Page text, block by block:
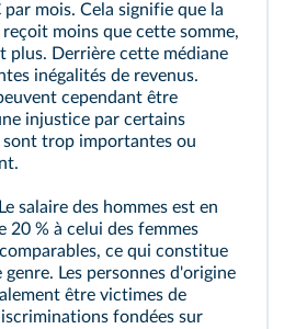
par mois. Cela signifie que la
moins que cette somme,
plus. Derrière cette médiane
inégalités de revenus.
cependant être
injustice par certains
trop importantes ou
Le salaire des hommes est en
20 % à celui des femmes
ce qui constitue
Les personnes d'origine
être victimes de
fondées sur